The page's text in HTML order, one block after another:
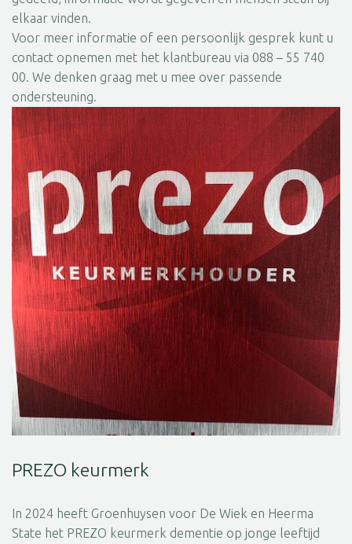
elkaar vinden.
Voor meer informatie of een persoonlijk gesprek kunt u
contact opnemen met het klantbureau via 088 – 55 740
00. We denken graag met u mee over passende
ondersteuning.
PREZO keurmerk
In 2024 heeft Groenhuysen voor De Wiek en Heerma
State het PREZO keurmerk dementie op jonge leeftijd